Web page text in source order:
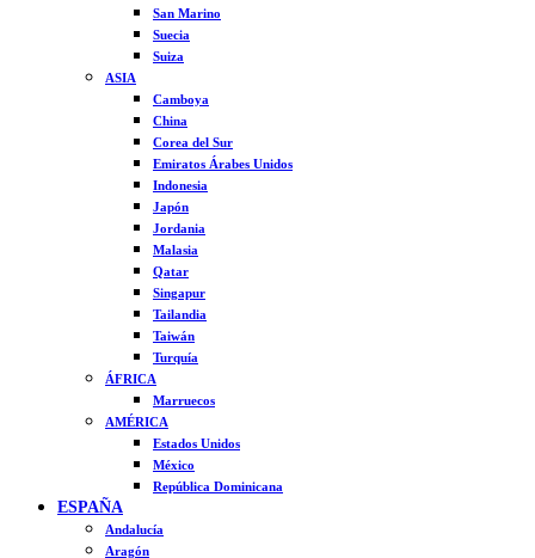
San Marino
Suecia
Suiza
ASIA
Camboya
China
Corea del Sur
Emiratos Árabes Unidos
Indonesia
Japón
Jordania
Malasia
Qatar
Singapur
Tailandia
Taiwán
Turquía
ÁFRICA
Marruecos
AMÉRICA
Estados Unidos
México
República Dominicana
ESPAÑA
Andalucía
Aragón